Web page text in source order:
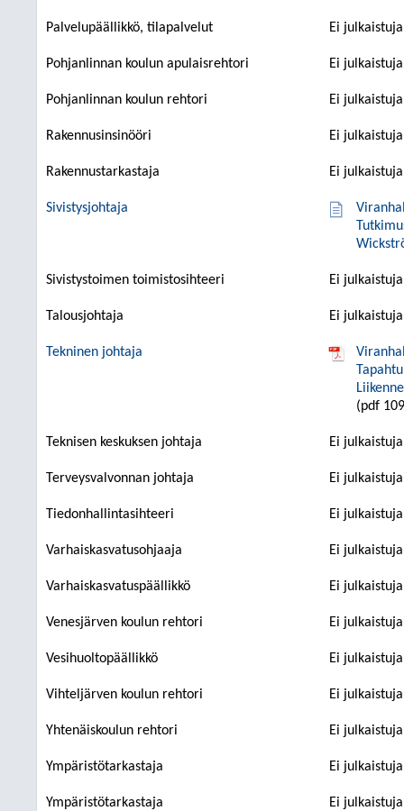
Palvelupäällikkö, tilapalvelut Ei
Pohjanlinnan koulun apulaisrehtori Ei
Pohjanlinnan koulun rehtori Ei
Rakennusinsinööri Ei
Rakennustarkastaja Ei
Sivistysjohtaja
Sivistystoimen toimistosihteeri Ei
Talousjohtaja Ei
Tekninen johtaja
(pdf
Teknisen keskuksen johtaja Ei
Terveysvalvonnan johtaja Ei
Tiedonhallintasihteeri Ei
Varhaiskasvatusohjaaja Ei
Varhaiskasvatuspäällikkö Ei
Venesjärven koulun rehtori Ei
Vesihuoltopäällikkö Ei
Vihteljärven koulun rehtori Ei
Yhtenäiskoulun rehtori Ei
Ympäristötarkastaja Ei
Ympäristötarkastaja Ei